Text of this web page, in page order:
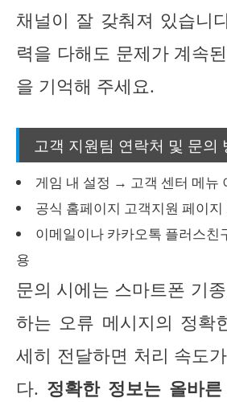
채널이 잘 갖춰져 있습니
력을 다해도 문제가 계속
을 기억해 주세요.
고객 지원팀 연락처 및 문의
게임 내 설정 → 고객 센터 메뉴
공식 홈페이지 고객지원 페이지
이메일이나 카카오톡 플러스친
용
문의 시에는 스마트폰 기
하는 오류 메시지의 정확
세히 전달하면 처리 속도
다. 정확한 정보는 올바